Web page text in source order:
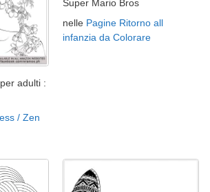
adulti :
/ Zen
Super Mario Bros
nelle Pagine Ritorno all
infanzia da Colorare